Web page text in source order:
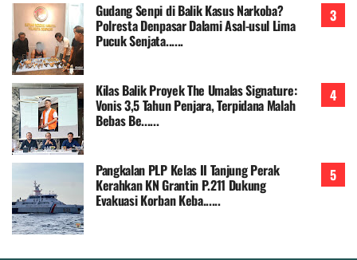
Gudang Senpi di Balik Kasus Narkoba?
Polresta Denpasar Dalami Asal-usul Lima
Pucuk Senjata......
Kilas Balik Proyek The Umalas Signature:
Vonis 3,5 Tahun Penjara, Terpidana Malah
Bebas Be......
Pangkalan PLP Kelas II Tanjung Perak
Kerahkan KN Grantin P.211 Dukung
Evakuasi Korban Keba......